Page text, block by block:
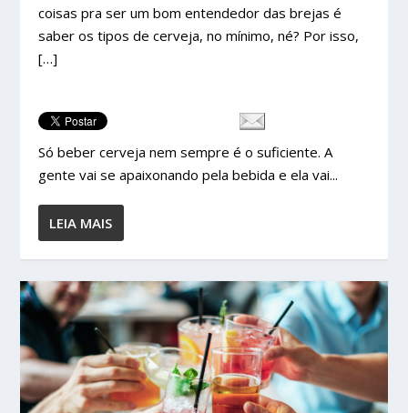
coisas pra ser um bom entendedor das brejas é
saber os tipos de cerveja, no mínimo, né? Por isso,
[…]
Só beber cerveja nem sempre é o suficiente. A
gente vai se apaixonando pela bebida e ela vai...
LEIA MAIS